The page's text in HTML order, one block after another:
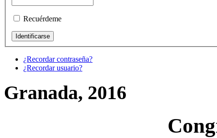
Recuérdeme
¿Recordar contraseña?
¿Recordar usuario?
Granada, 2016